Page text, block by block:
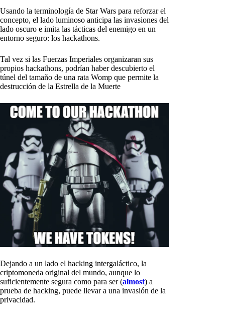
Usando la terminología de Star Wars para reforzar el
concepto, el lado luminoso anticipa las invasiones del
lado oscuro e imita las tácticas del enemigo en un
entorno seguro: los hackathons.
Tal vez si las Fuerzas Imperiales organizaran sus
propios hackathons, podrían haber descubierto el
túnel del tamaño de una rata Womp que permite la
destrucción de la Estrella de la Muerte
Dejando a un lado el hacking intergaláctico, la
criptomoneda original del mundo, aunque lo
suficientemente segura como para ser (almost) a
prueba de hacking, puede llevar a una invasión de la
privacidad.